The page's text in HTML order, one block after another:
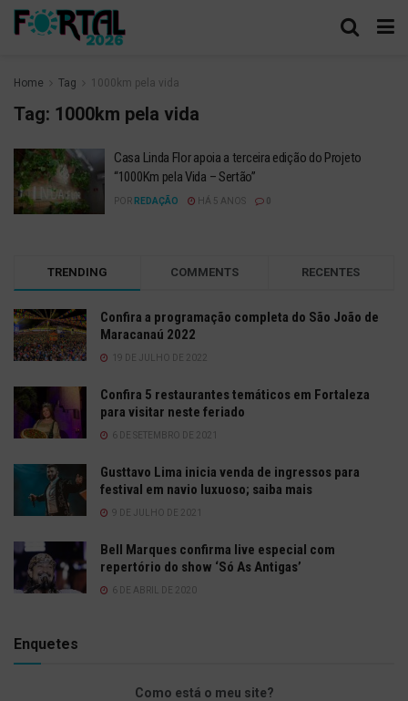
Home Tag 1000km pela vida
Tag: 1000km pela vida
Casa Linda Flor apoia a terceira edição do Projeto
“1000Km pela Vida – Sertão”
POR REDAÇÃO HÁ 5 ANOS
TRENDING COMMENTS RECENTES
Confira a programação completa do São João de
Maracanaú 2022
19 DE JULHO DE 2022
Confira 5 restaurantes temáticos em Fortaleza
para visitar neste feriado
6 DE SETEMBRO DE 2021
Gusttavo Lima inicia venda de ingressos para
festival em navio luxuoso; saiba mais
9 DE JULHO DE 2021
Bell Marques confirma live especial com
repertório do show ‘Só As Antigas’
6 DE ABRIL DE 2020
Enquetes
Como está o meu site?